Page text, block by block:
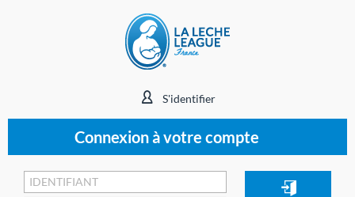
S'identifier
Connexion à votre compte